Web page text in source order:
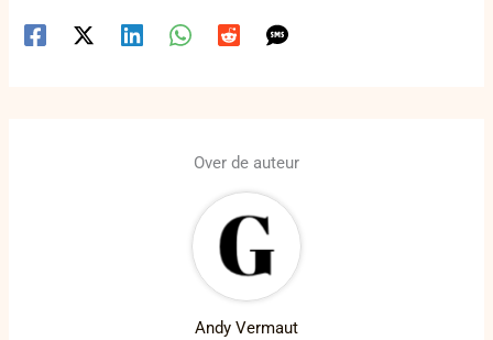
Over de auteur
Andy Vermaut